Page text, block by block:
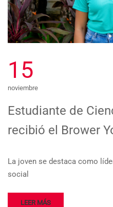
15
noviembre
Estudiante de
recibió el Brower
La joven se destaca como
social
LEER MÁS